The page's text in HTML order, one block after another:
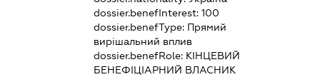
dossier.benefInterest:100
dossier.benefType: Прямий
вирішальний вплив
dossier.benefRole: КІНЦЕВИЙ
БЕНЕФІЦІАРНИЙ ВЛАСНИК